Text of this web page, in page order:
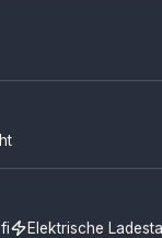
Elektrische